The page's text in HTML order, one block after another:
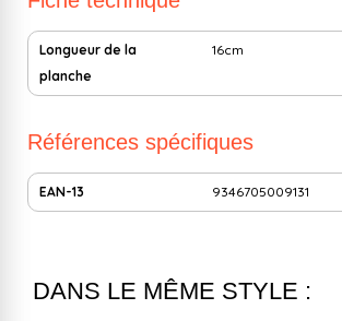
Longueur de la
planche
16cm
Références spécifiques
EAN-13 9346705009131
DANS LE MÊME STYLE :